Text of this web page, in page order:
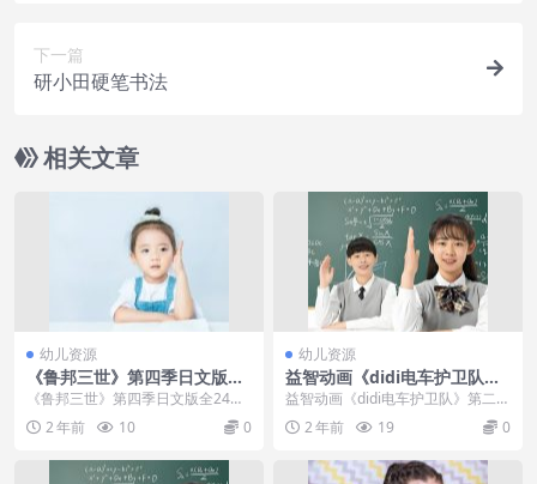
下一篇
研小田硬笔书法
相关文章
幼儿资源
《鲁邦三世》第四季日文版全
24集下载
《鲁邦三世》第四季日文版全24集
下载内容简介：国际刑警的钱形幸
一警部收到了鲁邦三...
2 年前 10 0
幼儿资源
益智动画《didi电车护卫队》
第二三四季全60集下载
益智动画《didi电车护卫队》第二三
四季全60集下载内容简介：这四辆
小车都是未来...
2 年前 19 0